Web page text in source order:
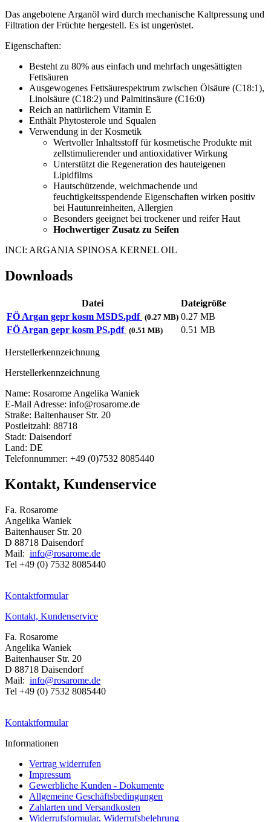
Das angebotene Arganöl wird durch mechanische Kaltpressung und
Filtration der Früchte hergestell. Es ist ungeröstet.
Eigenschaften:
Besteht zu 80% aus einfach und mehrfach ungesättigten
Fettsäuren
Ausgewogenes Fettsäurespektrum zwischen Ölsäure (C18:1),
Linolsäure (C18:2) und Palmitinsäure (C16:0)
Reich an natürlichem Vitamin E
Enthält Phytosterole und Squalen
Verwendung in der Kosmetik
Wertvoller Inhaltsstoff für kosmetische Produkte mit
zellstimulierender und antioxidativer Wirkung
Unterstützt die Regeneration des hauteigenen
Lipidfilms
Hautschützende, weichmachende und
feuchtigkeitsspendende Eigenschaften wirken positiv
bei Hautunreinheiten, Allergien
Besonders geeignet bei trockener und reifer Haut
Hochwertiger Zusatz zu Seifen
INCI: ARGANIA SPINOSA KERNEL OIL
Downloads
Datei
Dateigröße
FÖ Argan gepr kosm MSDS.pdf (0.27 MB) 0.27 MB
FÖ Argan gepr kosm PS.pdf (0.51 MB) 0.51 MB
Herstellerkennzeichnung
Herstellerkennzeichnung
Name: Rosarome Angelika Waniek
E-Mail Adresse: info@rosarome.de
Straße: Baitenhauser Str. 20
Postleitzahl: 88718
Stadt: Daisendorf
Land: DE
Telefonnummer: +49 (0)7532 8085440
Kontakt, Kundenservice
Fa. Rosarome
Angelika Waniek
Baitenhauser Str. 20
D 88718 Daisendorf
Mail: info@rosarome.de
Tel +49 (0) 7532 8085440
Kontaktformular
Kontakt, Kundenservice
Fa. Rosarome
Angelika Waniek
Baitenhauser Str. 20
D 88718 Daisendorf
Mail: info@rosarome.de
Tel +49 (0) 7532 8085440
Kontaktformular
Informationen
Vertrag widerrufen
Impressum
Gewerbliche Kunden - Dokumente
Allgemeine Geschäftsbedingungen
Zahlarten und Versandkosten
Widerrufsformular, Widerrufsbelehrung